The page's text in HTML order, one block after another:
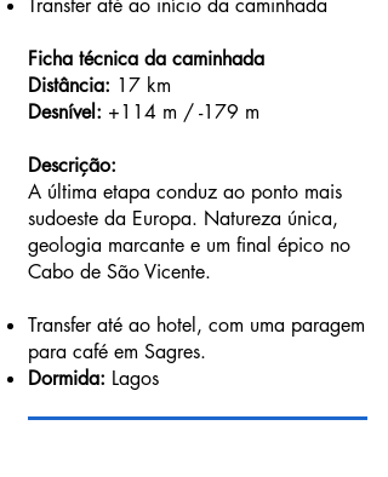
Transfer até ao início da caminhada
Ficha técnica da caminhada
Distância: 17 km
Desnível: +114 m / -179 m
Descrição:
A última etapa conduz ao ponto mais
sudoeste da Europa. Natureza única,
geologia marcante e um final épico no
Cabo de São Vicente.
Transfer até ao hotel, com uma paragem
para café em Sagres.
Dormida: Lagos